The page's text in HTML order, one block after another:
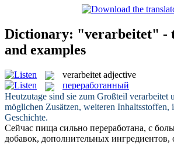
Dictionary: "verarbeitet" -
and examples
verarbeitet adjective
переработанный
Heutzutage sind sie zum Großteil verarbeitet
möglichen Zusätzen, weiteren Inhaltsstoffen,
Geschichte.
Сейчас пища сильно переработана, с
добавок, дополнительных ингредиентов,